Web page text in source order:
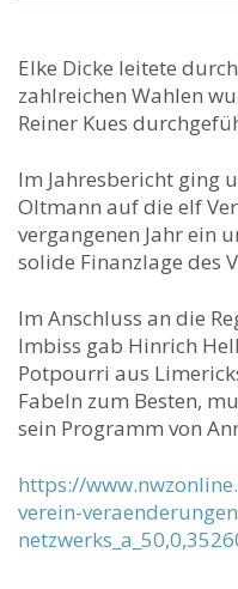
Elke Dicke leitete
zahlreichen Wahlen
Reiner Kues
Im Jahresbericht ging
Oltmann auf die elf
vergangenen Jahr ein
solide Finanzlage des
Im Anschluss an die
Imbiss gab Hinrich
Potpourri aus
Fabeln zum Besten,
sein Programm von
https://
verein-